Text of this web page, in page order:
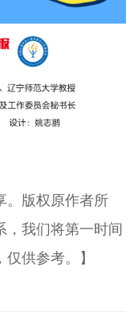
。版权原作者所
，我们将第一时间
供参考。】